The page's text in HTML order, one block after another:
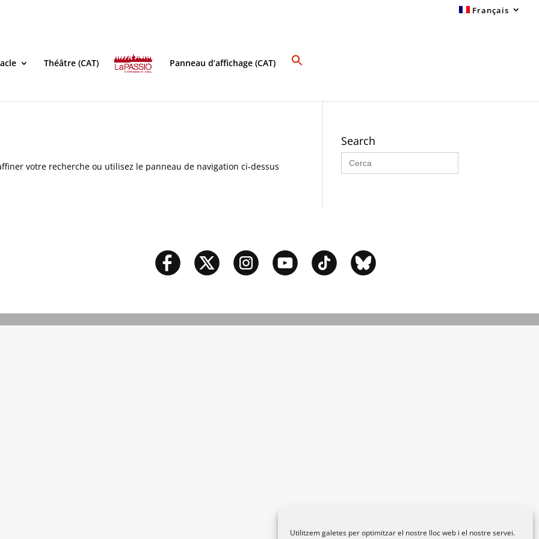
Utilitzem galetes per optimitzar el nostre lloc web i el nostre servei.
Français
Théâtre (CAT) Panneau d’affichage (CAT)
votre recherche ou utilisez le panneau de navigation ci-dessus
Search
Search
for: